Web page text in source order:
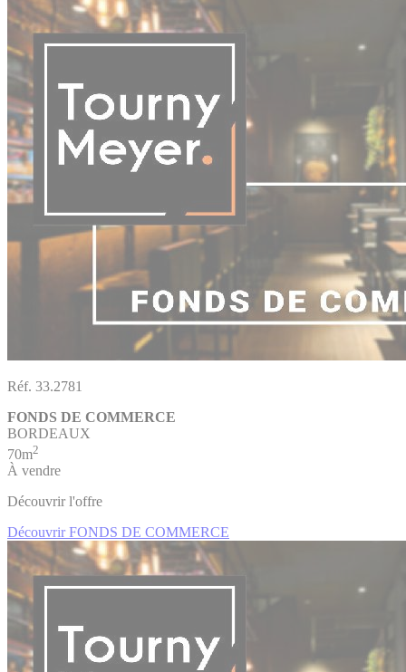
Réf. 33.2781
FONDS DE COMMERCE
BORDEAUX
70m2
À vendre
Découvrir l'offre
Découvrir FONDS DE COMMERCE